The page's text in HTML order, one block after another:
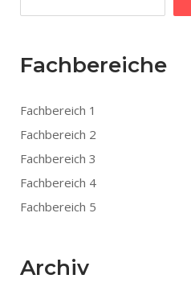
Fachbereiche
Fachbereich 1
Fachbereich 2
Fachbereich 3
Fachbereich 4
Fachbereich 5
Archiv